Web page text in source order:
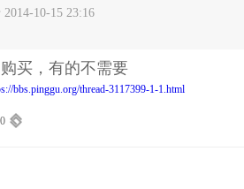
10-15 23:16
买，有的不需要
bbs.pinggu.org/thread-3117399-1-1.html
0